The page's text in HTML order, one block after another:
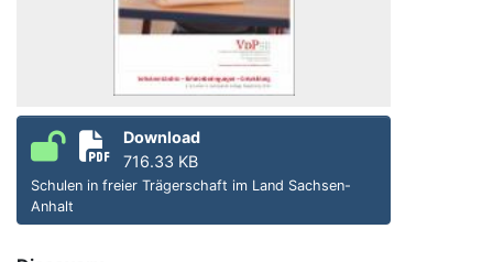
Download
716.33 KB
Schulen in freier Trägerschaft im Land Sachsen-
Anhalt